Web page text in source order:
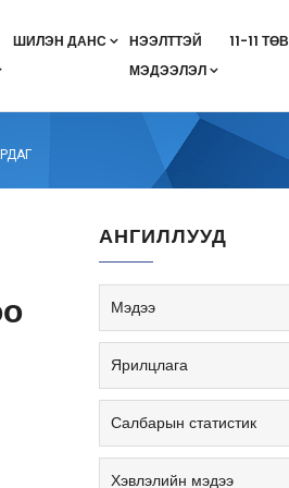
ШИЛЭН ДАНС
НЭЭЛТТЭЙ
МЭДЭЭЛЭЛ
11-11 ТӨВ
АНГИЛЛУУД
Мэдээ
Ярилцлага
Салбарын статистик
Хэвлэлийн мэдээ